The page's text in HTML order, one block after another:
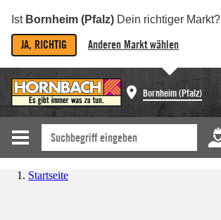
Ist Bornheim (Pfalz) Dein richtiger Markt?
JA, RICHTIG Anderen Markt wählen
Bornheim (Pfalz)
Startseite